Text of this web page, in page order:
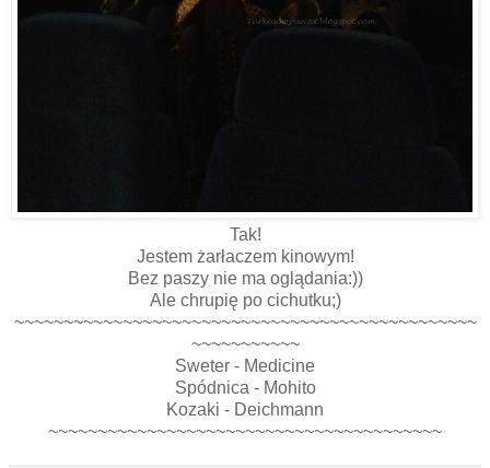
Tak!
Jestem żarłaczem kinowym!
Bez paszy nie ma oglądania:))
Ale chrupię po cichutku;)
~~~~~~~~~~~~~~~~~~~~~~~~~~~~~~~~~~~~~~~~~~~~~~~
~~~~~~~~~~~
Sweter - Medicine
Spódnica - Mohito
Kozaki - Deichmann
~~~~~~~~~~~~~~~~~~~~~~~~~~~~~~~~~~~~~~~~